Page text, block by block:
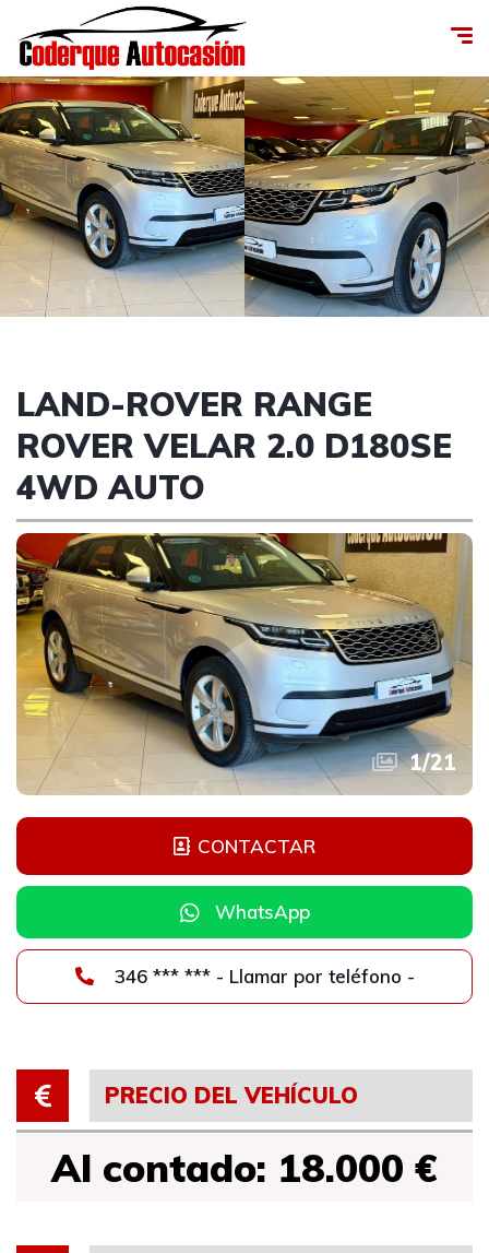
LAND-ROVER RANGE
ROVER VELAR 2.0 D180SE
4WD AUTO
1/21
CONTACTAR
WhatsApp
346 *** *** - Llamar por teléfono -
PRECIO DEL VEHÍCULO
Al contado: 18.000 €